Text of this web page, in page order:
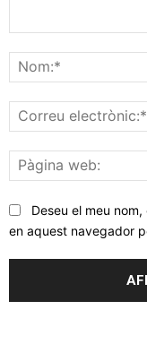
Deseu el meu
en aquest navegador